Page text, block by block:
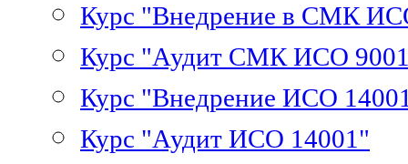
Курс "Внедрение в СМК
Курс "Аудит СМК ИСО
Курс "Внедрение ИСО
Курс "Аудит ИСО 14001"